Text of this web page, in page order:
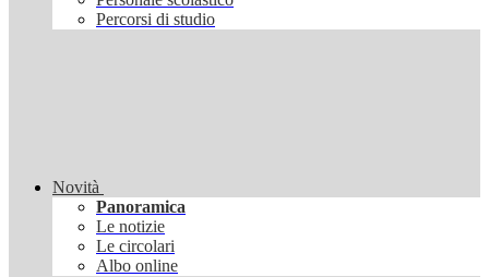
Percorsi di studio
Novità
Panoramica
Le notizie
Le circolari
Albo online